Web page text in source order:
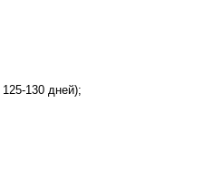
130 дней);